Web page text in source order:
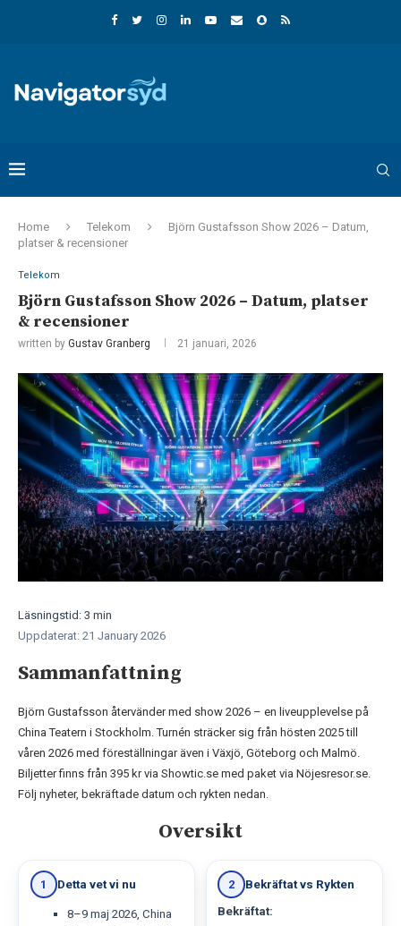
Home Telekom
Björn Gustafsson Show 2026 – Datum,
platser & recensioner
Telekom
Björn Gustafsson Show 2026 – Datum, platser
& recensioner
written by Gustav Granberg 21 januari, 2026
Läsningstid: 3 min
Uppdaterat: 21 January 2026
Sammanfattning
Björn Gustafsson återvänder med show 2026 – en liveupplevelse på
China Teatern i Stockholm. Turnén sträcker sig från hösten 2025 till
våren 2026 med föreställningar även i Växjö, Göteborg och Malmö.
Biljetter finns från 395 kr via Showtic.se med paket via Nöjesresor.se.
Följ nyheter, bekräftade datum och rykten nedan.
Oversikt
1 Detta vet vi nu
8–9 maj 2026, China
2 Bekräftat vs Rykten
Bekräftat: